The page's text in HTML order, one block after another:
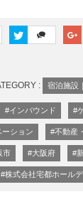
: 宿泊施設
#インバウンド #
ーション #不動産
市 #大阪府 #
#株式会社宅都ホール